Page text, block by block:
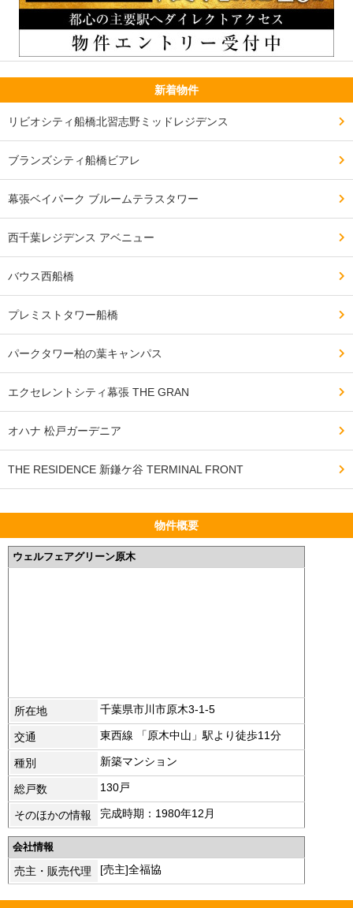
新着物件
リビオシティ船橋北習志野ミッドレジデンス
ブランズシティ船橋ビアレ
幕張ベイパーク ブルームテラスタワー
西千葉レジデンス アベニュー
バウス西船橋
プレミストタワー船橋
パークタワー柏の葉キャンパス
エクセレントシティ幕張 THE GRAN
オハナ 松戸ガーデニア
THE RESIDENCE 新鎌ケ谷 TERMINAL FRONT
物件概要
ウェルフェアグリーン原木
所在地 千葉県市川市原木3-1-5
交通 東西線 「原木中山」駅より徒歩11分
種別 新築マンション
総戸数 130戸
そのほかの情報 完成時期：1980年12月
会社情報
売主・販売代理 [売主]全福協